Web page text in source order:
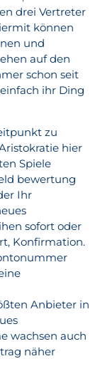
drei Vertreter
können
und
auf den
schon seit
ihr Ding
zu
hier
Spiele
bewertung
Ihr
sofort oder
Konfirmation.
Anbieter in
wachsen auch
näher